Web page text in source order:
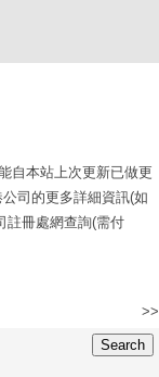
自本站上次更新已做更
司的更多詳細資訊(如
註冊處網查詢(需付
>>